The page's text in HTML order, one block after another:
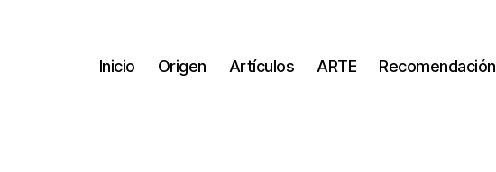
Inicio Origen Artículos ARTE Recomendación